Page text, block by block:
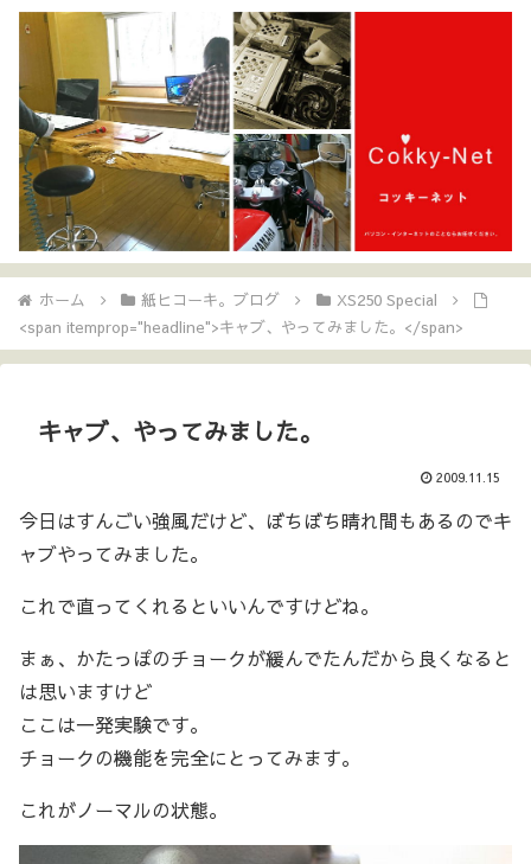
ホーム 紙ヒコーキ。ブログ
XS250 Special
<span itemprop="headline">キャブ、やってみました。</span>
キャブ、やってみました。
2009.11.15
今日はすんごい強風だけど、ぼちぼち晴れ間もあるのでキ
ャブやってみました。
これで直ってくれるといいんですけどね。
まぁ、かたっぽのチョークが緩んでたんだから良くなると
は思いますけど
ここは一発実験です。
チョークの機能を完全にとってみます。
これがノーマルの状態。